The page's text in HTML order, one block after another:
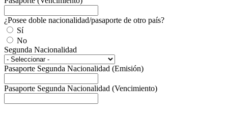
¿Posee doble nacionalidad/pasaporte de otro país?
Sí
No
Segunda Nacionalidad
Pasaporte Segunda Nacionalidad (Emisión)
Pasaporte Segunda Nacionalidad (Vencimiento)